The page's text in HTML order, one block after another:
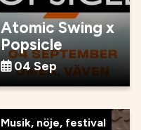
Atomic Swing x
Popsicle
04 Sep
Musik, nöje, festival